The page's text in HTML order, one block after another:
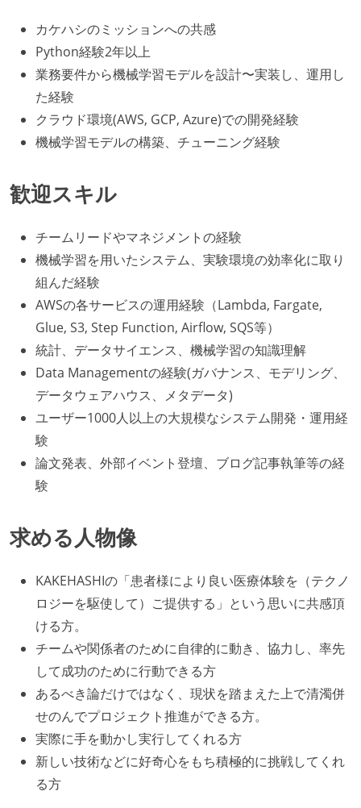
カケハシのミッションへの共感
Python経験2年以上
業務要件から機械学習モデルを設計〜実装し、運用し
た経験
クラウド環境(AWS, GCP, Azure)での開発経験
機械学習モデルの構築、チューニング経験
歓迎スキル
チームリードやマネジメントの経験
機械学習を用いたシステム、実験環境の効率化に取り
組んだ経験
AWSの各サービスの運用経験（Lambda, Fargate,
Glue, S3, Step Function, Airflow, SQS等）
統計、データサイエンス、機械学習の知識理解
Data Managementの経験(ガバナンス、モデリング、
データウェアハウス、メタデータ)
ユーザー1000人以上の大規模なシステム開発・運用経
験
論文発表、外部イベント登壇、ブログ記事執筆等の経
験
求める人物像
KAKEHASHIの「患者様により良い医療体験を（テクノ
ロジーを駆使して）ご提供する」という思いに共感頂
ける方。
チームや関係者のために自律的に動き、協力し、率先
して成功のために行動できる方
あるべき論だけではなく、現状を踏まえた上で清濁併
せのんでプロジェクト推進ができる方。
実際に手を動かし実行してくれる方
新しい技術などに好奇心をもち積極的に挑戦してくれ
る方